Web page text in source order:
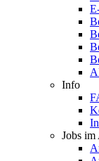
Info
Jobs im